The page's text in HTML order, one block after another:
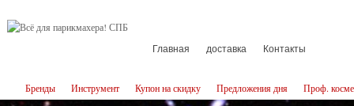
Главная доставка Контакты
Бренды Инструмент Купон на скидку Предложения дня Проф.